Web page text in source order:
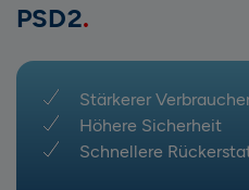
PSD2
Stärkerer
Höhere Sicherheit
Schnellere